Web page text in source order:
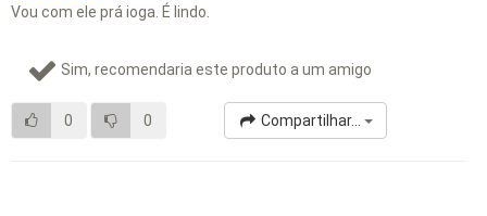
Vou com ele prá ioga. É lindo.
Sim, recomendaria este produto a um amigo
0 0 Compartilhar...